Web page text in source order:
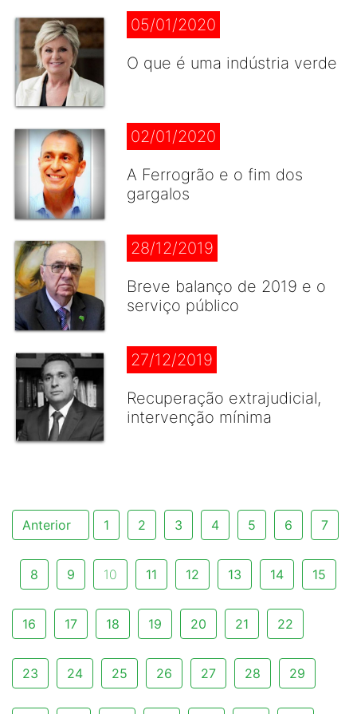
05/01/2020
O que é uma indústria verde
02/01/2020
A Ferrogrão e o fim dos
gargalos
28/12/2019
Breve balanço de 2019 e o
serviço público
27/12/2019
Recuperação extrajudicial,
intervenção mínima
Anterior 1 2 3 4 5 6 7
8 9 10 11 12 13 14 15
16 17 18 19 20 21 22
23 24 25 26 27 28 29